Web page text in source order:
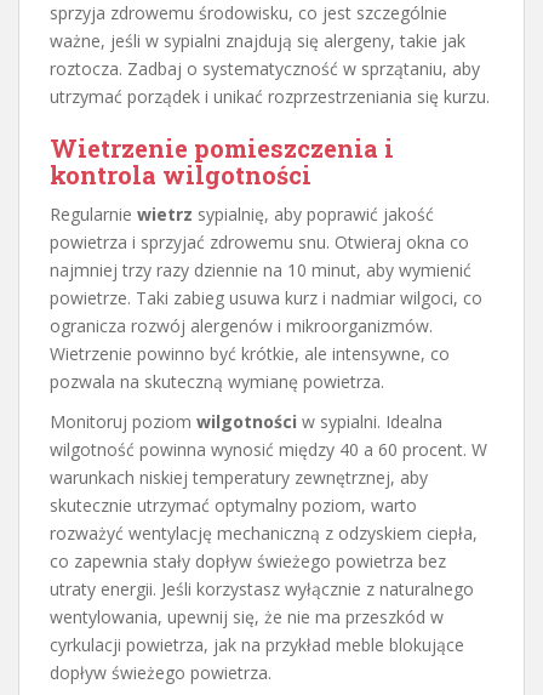
sprzyja zdrowemu środowisku, co jest szczególnie
ważne, jeśli w sypialni znajdują się alergeny, takie jak
roztocza. Zadbaj o systematyczność w sprzątaniu, aby
utrzymać porządek i unikać rozprzestrzeniania się kurzu.
Wietrzenie pomieszczenia i
kontrola wilgotności
Regularnie wietrz sypialnię, aby poprawić jakość
powietrza i sprzyjać zdrowemu snu. Otwieraj okna co
najmniej trzy razy dziennie na 10 minut, aby wymienić
powietrze. Taki zabieg usuwa kurz i nadmiar wilgoci, co
ogranicza rozwój alergenów i mikroorganizmów.
Wietrzenie powinno być krótkie, ale intensywne, co
pozwala na skuteczną wymianę powietrza.
Monitoruj poziom wilgotności w sypialni. Idealna
wilgotność powinna wynosić między 40 a 60 procent. W
warunkach niskiej temperatury zewnętrznej, aby
skutecznie utrzymać optymalny poziom, warto
rozważyć wentylację mechaniczną z odzyskiem ciepła,
co zapewnia stały dopływ świeżego powietrza bez
utraty energii. Jeśli korzystasz wyłącznie z naturalnego
wentylowania, upewnij się, że nie ma przeszkód w
cyrkulacji powietrza, jak na przykład meble blokujące
dopływ świeżego powietrza.